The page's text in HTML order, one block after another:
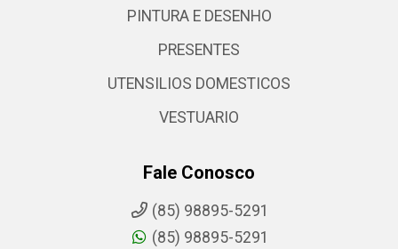
PINTURA E DESENHO
PRESENTES
UTENSILIOS DOMESTICOS
VESTUARIO
Fale Conosco
(85) 98895-5291
(85) 98895-5291